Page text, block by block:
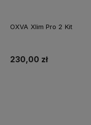
OXVA Xlim Pro 2 Kit
230,00 zł